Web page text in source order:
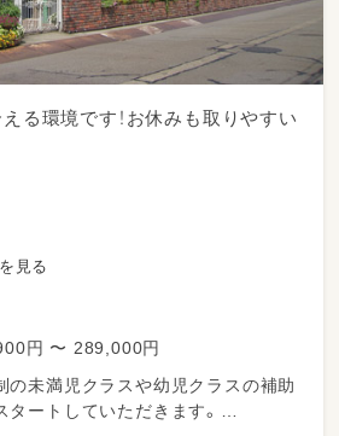
る環境です！お休みも取りやすい
見る
円 〜 289,000円
の未満児クラスや幼児クラスの補助
タートしていただきます。